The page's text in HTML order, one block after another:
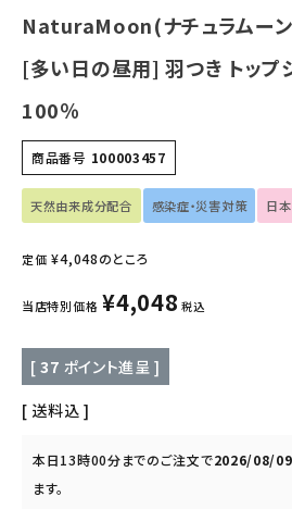
フェムケア
キッズ・ベビー・マタニティ
キッチン用品
フード・ドリンク
ブランド
定期購入
オリジナルブランド
ナチュラムーン
NaturaMoon(ナチュラムーン
[多い日の昼用] 羽つき トップ
100％
商品番号 100003457
天然由来成分配合 感染症・災害対策 日
定価 ¥4,048のところ
当店特別価格 ¥4,048 税込
[ 37 ポイント進呈 ]
送料込
本日13時00分までのご注文で2026/08/09
ます。